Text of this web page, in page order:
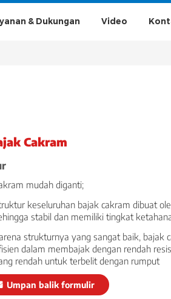
& Dukungan Video
Cakram
mudah diganti;
keseluruhan bajak cakram dibuat
stabil dan memiliki tingkat
strukturnya yang sangat baik, bajak
dalam membajak dengan rendah
rendah untuk terbelit dengan rumput
Umpan balik formulir